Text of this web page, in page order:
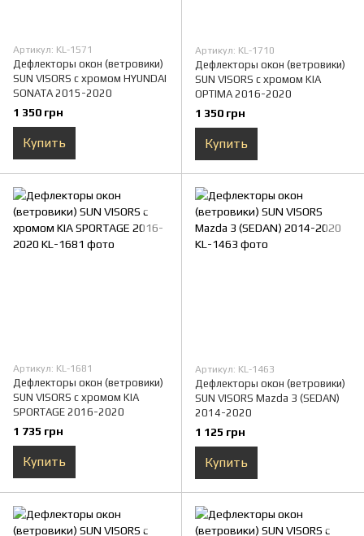
Артикул: KL-1571
Дефлекторы окон (ветровики)
SUN VISORS с хромом HYUNDAI
SONATA 2015-2020
1 350 грн
Купить
Артикул: KL-1710
Дефлекторы окон (ветровики)
SUN VISORS с хромом KIA
OPTIMA 2016-2020
1 350 грн
Купить
Артикул: KL-1681
Дефлекторы окон (ветровики)
SUN VISORS с хромом KIA
SPORTAGE 2016-2020
1 735 грн
Купить
Артикул: KL-1463
Дефлекторы окон (ветровики)
SUN VISORS Mazda 3 (SEDAN)
2014-2020
1 125 грн
Купить